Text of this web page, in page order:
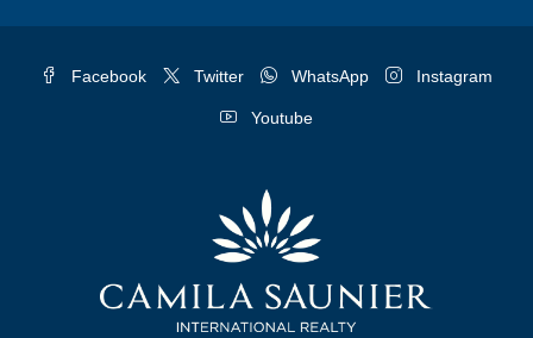
Facebook Twitter WhatsApp Instagram
Youtube